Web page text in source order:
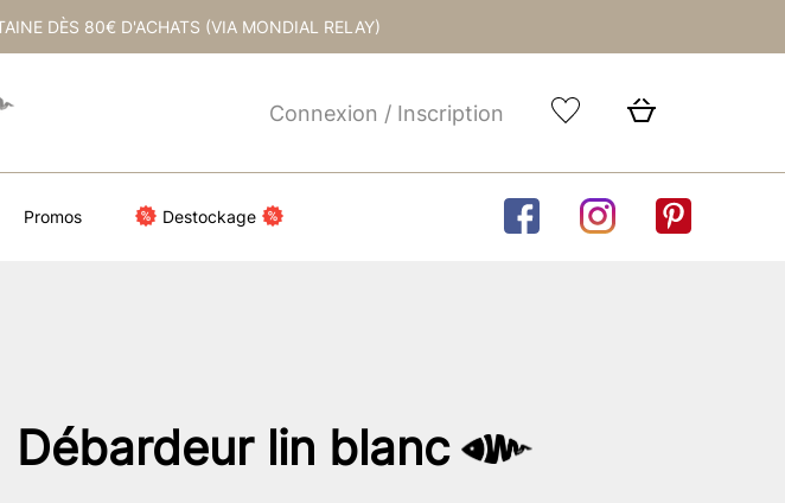
DÈS 80€ D'ACHATS (VIA MONDIAL RELAY)
Connexion / Inscription
Promos Destockage
Débardeur lin blanc